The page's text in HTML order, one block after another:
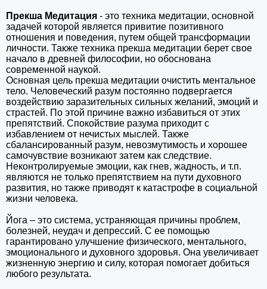
Прекша Медитация - это техника медитации, основной
задачей которой является привитие позитивного
отношения и поведения, путем общей трансформации
личности. Также техника прекша медитации берет свое
начало в древней философии, но обоснована
современной наукой.
Основная цель прекша медитации очистить ментальное
тело. Человеческий разум постоянно подвергается
воздействию заразительных сильных желаний, эмоций и
страстей. По этой причине важно избавиться от этих
препятствий. Спокойствие разума приходит с
избавлением от нечистых мыслей. Также
сбалансированный разум, невозмутимость и хорошее
самочувствие возникают затем как следствие.
Неконтролируемые эмоции, как гнев, жадность, и т.п.
являются не только препятствием на пути духовного
развития, но также приводят к катастрофе в социальной
жизни человека.
Йога – это система, устраняющая причины проблем,
болезней, неудач и депрессий. С ее помощью
гарантировано улучшение физического, ментального,
эмоционального и духовного здоровья. Она увеличивает
жизненную энергию и силу, которая помогает добиться
любого результата.